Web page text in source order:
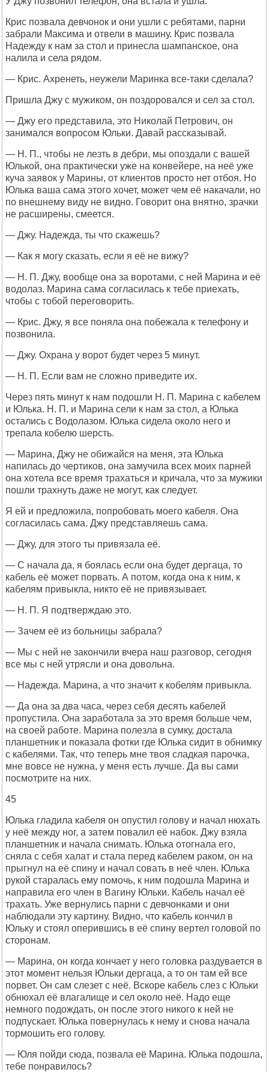
Крис позвала девчонок и они ушли с ребятами, парни
забрали Максима и отвели в машину. Крис позвала
Надежду к нам за стол и принесла шампанское, она
налила и села рядом.
— Крис. Ахренеть, неужели Маринка все-таки сделала?
Пришла Джу с мужиком, он поздоровался и сел за стол.
— Джу его представила, это Николай Петрович, он
занимался вопросом Юльки. Давай рассказывай.
— Н. П., чтобы не лезть в дебри, мы опоздали с вашей
Юлькой, она практически уже на конвейере, на неё уже
куча заявок у Марины, от клиентов просто нет отбоя. Но
Юлька ваша сама этого хочет, может чем её накачали, но
по внешнему виду не видно. Говорит она внятно, зрачки
не расширены, смеется.
— Джу. Надежда, ты что скажешь?
— Как я могу сказать, если я её не вижу?
— Н. П. Джу, вообще она за воротами, с ней Марина и её
водолаз. Марина сама согласилась к тебе приехать,
чтобы с тобой переговорить.
— Крис. Джу, я все поняла она побежала к телефону и
позвонила.
— Джу. Охрана у ворот будет через 5 минут.
— Н. П. Если вам не сложно приведите их.
Через пять минут к нам подошли Н. П. Марина с кабелем
и Юлька. Н. П. и Марина сели к нам за стол, а Юлька
остались с Водолазом. Юлька сидела около него и
трепала кобелю шерсть.
— Марина, Джу не обижайся на меня, эта Юлька
напилась до чертиков, она замучила всех моих парней
она хотела все время трахаться и кричала, что за мужики
пошли трахнуть даже не могут, как следует.
Я ей и предложила, попробовать моего кабеля. Она
согласилась сама. Джу представляешь сама.
— Джу, для этого ты привязала её.
— С начала да, я боялась если она будет дергаца, то
кабель её может порвать. А потом, когда она к ним, к
кабелям привыкла, никто её не привязывает.
— Н. П. Я подтверждаю это.
— Зачем её из больницы забрала?
— Мы с ней не закончили вчера наш разговор, сегодня
все мы с ней утрясли и она довольна.
— Надежда. Марина, а что значит к кобелям привыкла.
— Да она за два часа, через себя десять кабелей
пропустила. Она заработала за это время больше чем,
на своей работе. Марина полезла в сумку, достала
планшетник и показала фотки где Юлька сидит в обнимку
с кабелями. Так, что теперь мне твоя сладкая парочка,
мне вовсе не нужна, у меня есть лучше. Да вы сами
посмотрите на них.
45
Юлька гладила кабеля он опустил голову и начал нюхать
у неё между ног, а затем повалил её набок. Джу взяла
планшетник и начала снимать. Юлька отогнала его,
сняла с себя халат и стала перед кабелем раком, он на
прыгнул на её спину и начал совать в неё член. Юлька
рукой старалась ему помочь, к ним подошла Марина и
направила его член в Вагину Юльки. Кабель начал её
трахать. Уже вернулись парни с девчонками и они
наблюдали эту картину. Видно, что кабель кончил в
Юльку и стоял оперившись в её спину вертел головой по
сторонам.
— Марина, он когда кончает у него головка раздувается в
этот момент нельзя Юльки дергаца, а то он там ей все
порвет. Он сам слезет с неё. Вскоре кабель слез с Юльки
обнюхал её влагалище и сел около неё. Надо еще
немного подождать, он после этого никого к ней не
подпускает. Юлька повернулась к нему и снова начала
тормошить его голову.
— Юля пойди сюда, позвала её Марина. Юлька подошла,
тебе понравилось?